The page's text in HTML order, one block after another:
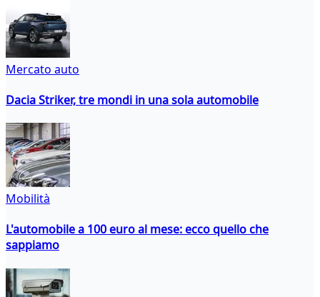
Mercato auto
Dacia Striker, tre mondi in una sola automobile
Mobilità
L'automobile a 100 euro al mese: ecco quello che
sappiamo